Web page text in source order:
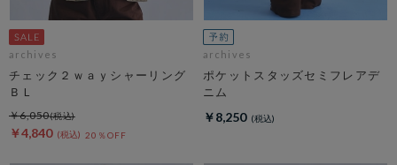
archives
チェック２ｗａｙシャーリング
ＢＬ
￥4,840 20％OFF
￥6,050
archives
ポケットスタッズセミフレアデ
ニム
￥8,250